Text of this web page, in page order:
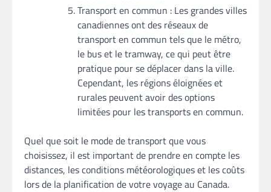
Transport en commun : Les grandes villes
canadiennes ont des réseaux de
transport en commun tels que le métro,
le bus et le tramway, ce qui peut être
pratique pour se déplacer dans la ville.
Cependant, les régions éloignées et
rurales peuvent avoir des options
limitées pour les transports en commun.
Quel que soit le mode de transport que vous
choisissez, il est important de prendre en compte les
distances, les conditions météorologiques et les coûts
lors de la planification de votre voyage au Canada.